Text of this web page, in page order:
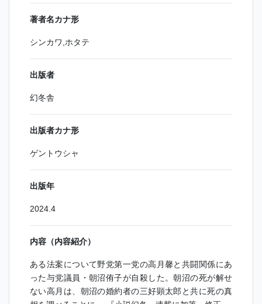
著者名カナ形
シンカワ,ホタテ
出版者
幻冬舎
出版者カナ形
ゲントウシャ
出版年
2024.4
内容（内容紹介）
ある法案について野党第一党の高月馨と共闘関係にあ
った与党議員・朝沼侑子が自殺した。朝沼の死が解せ
ない高月は、朝沼の婚約者の三好顕太郎と共に死の真